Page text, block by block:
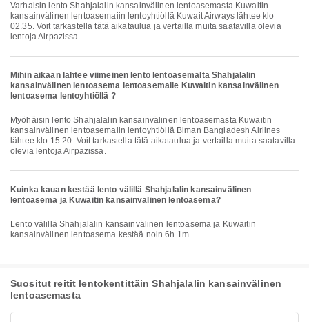
Varhaisin lento Shahjalalin kansainvälinen lentoasemasta Kuwaitin
kansainvälinen lentoasemaiin lentoyhtiöllä Kuwait Airways lähtee klo
02.35. Voit tarkastella tätä aikataulua ja vertailla muita saatavilla olevia
lentoja Airpazissa.
Mihin aikaan lähtee viimeinen lento lentoasemalta Shahjalalin
kansainvälinen lentoasema lentoasemalle Kuwaitin kansainvälinen
lentoasema lentoyhtiöllä ?
Myöhäisin lento Shahjalalin kansainvälinen lentoasemasta Kuwaitin
kansainvälinen lentoasemaiin lentoyhtiöllä Biman Bangladesh Airlines
lähtee klo 15.20. Voit tarkastella tätä aikataulua ja vertailla muita saatavilla
olevia lentoja Airpazissa.
Kuinka kauan kestää lento välillä Shahjalalin kansainvälinen
lentoasema ja Kuwaitin kansainvälinen lentoasema?
Lento välillä Shahjalalin kansainvälinen lentoasema ja Kuwaitin
kansainvälinen lentoasema kestää noin 6h 1m.
Suositut reitit lentokentittäin Shahjalalin kansainvälinen
lentoasemasta